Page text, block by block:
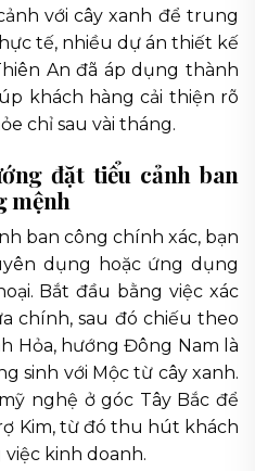
với cây xanh để trung
tế, nhiều dự án thiết kế
An đã áp dụng thành
khách hàng cải thiện rõ
chỉ sau vài tháng.
đặt tiểu cảnh ban
mệnh
ban công chính xác, bạn
dụng hoặc ứng dụng
Bắt đầu bằng việc xác
chính, sau đó chiếu theo
Hỏa, hướng Đông Nam là
sinh với Mộc từ cây xanh.
nghệ ở góc Tây Bắc để
Kim, từ đó thu hút khách
việc kinh doanh.